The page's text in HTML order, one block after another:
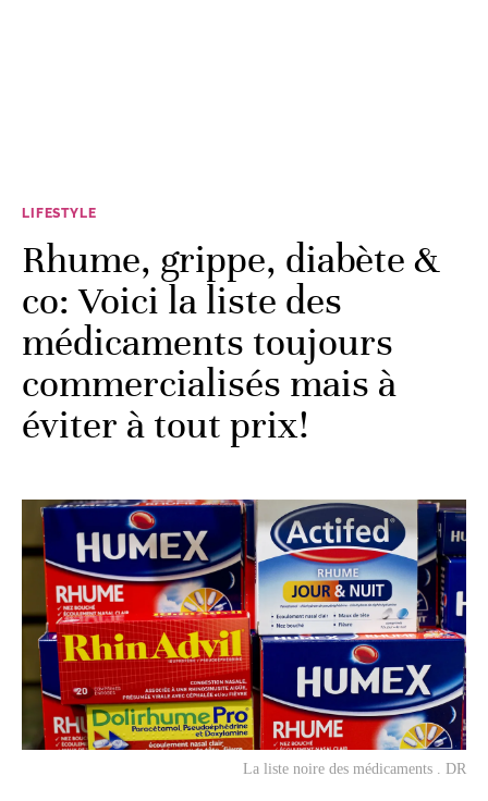
LIFESTYLE
Rhume, grippe, diabète &
co: Voici la liste des
médicaments toujours
commercialisés mais à
éviter à tout prix!
La liste noire des médicaments . DR